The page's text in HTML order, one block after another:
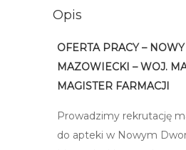
Opis
OFERTA PRACY –
MAZOWIECKI – WOJ.
MAGISTER FARMACJI
Prowadzimy rekrutację
do apteki w Nowym